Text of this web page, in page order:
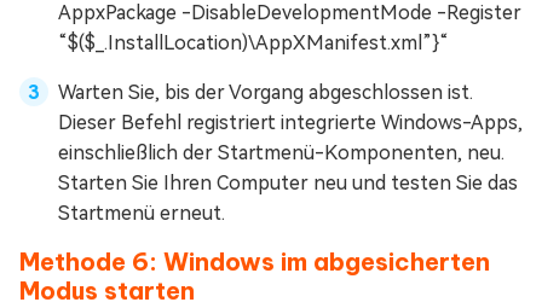
AppxPackage -DisableDevelopmentMode -Register
“$($_.InstallLocation)\AppXManifest.xml”}“
Warten Sie, bis der Vorgang abgeschlossen ist.
Dieser Befehl registriert integrierte Windows-Apps,
einschließlich der Startmenü-Komponenten, neu.
Starten Sie Ihren Computer neu und testen Sie das
Startmenü erneut.
Methode 6: Windows im abgesicherten
Modus starten